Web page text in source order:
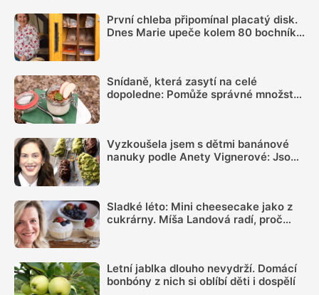
První chleba připomínal placatý disk.
Dnes Marie upeče kolem 80 bochníků
Snídaně, která zasytí na celé
dopoledne: Pomůže správné množství
Vyzkoušela jsem s dětmi banánové
nanuky podle Anety Vignerové: Jsou
Sladké léto: Mini cheesecake jako z
cukrárny. Míša Landová radí, proč
Letní jablka dlouho nevydrží. Domácí
bonbóny z nich si oblíbí děti i dospělí